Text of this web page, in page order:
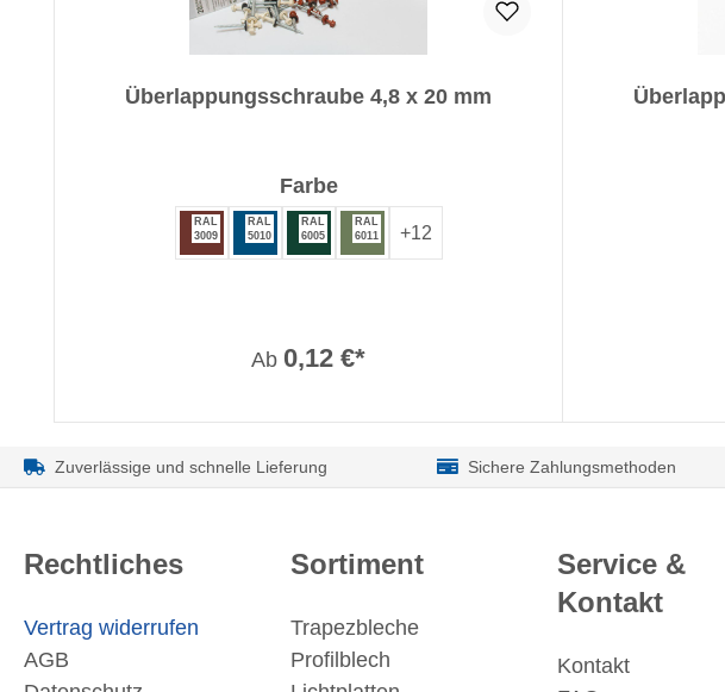
Überlappungsschraube 4,8 x 20 mm
Farbeauswählen
RAL
3009
RAL
5010
RAL
6005
RAL
6011
+12
Ab 0,12 €*
Zuverlässige und schnelle Lieferung Sichere Zahlungsmethoden
Rechtliches
Vertrag widerrufen
AGB
Sortiment
Trapezbleche
Profilblech
Service &
Kontakt
Kontakt